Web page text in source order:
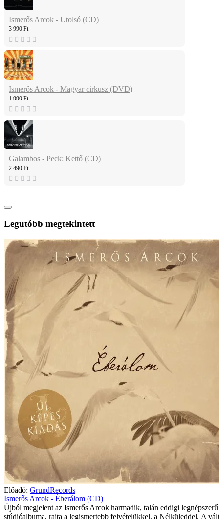
Ismerős Arcok - Utolsó (CD)
3 990 Ft
Ismerős Arcok - Magyar cirkusz (DVD)
1 990 Ft
Galambos - Peck: Kettő (CD)
2 490 Ft
Legutóbb megtekintett
Előadó: GrundRecords
Ismerős Arcok - Éberálom (CD)
Újból megjelent az Ismerős Arcok harmadik, talán eddigi
stúdióalbuma, rajta a legismertebb felvételükkel, a Nélküleddel. A